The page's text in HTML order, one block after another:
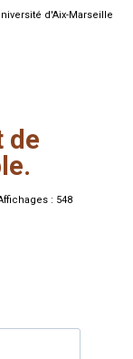
d'Aix-Marseille
de
: 548